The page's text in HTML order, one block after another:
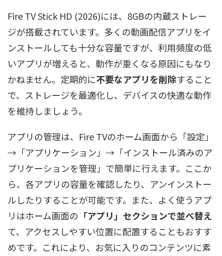
Fire TV Stick HD (2026)には、8GBの内蔵ストレー
ジが搭載されています。多くの動画配信アプリをイ
ンストールしても十分な容量ですが、利用頻度の低
いアプリが増えると、動作が重くなる原因にもなり
かねません。定期的に不要なアプリを削除すること
で、ストレージを最適化し、デバイスの快適な動作
を維持しましょう。
アプリの管理は、Fire TVのホーム画面から「設定」
→「アプリケーション」→「インストール済みのア
プリケーションを管理」で簡単に行えます。ここか
ら、各アプリの容量を確認したり、アンインストー
ルしたりすることが可能です。また、よく使うアプ
リはホーム画面の 「アプリ」セクションで並べ替え
て、アクセスしやすい位置に配置することもおすす
めです。これにより、お気に入りのコンテンツに素